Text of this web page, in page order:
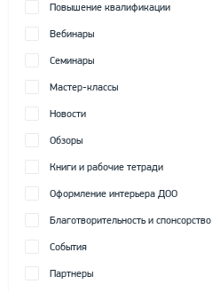
Повышение квалификации
Вебинары
Семинары
Мастер-классы
Новости
Обзоры
Книги и рабочие тетради
Оформление интерьера ДОО
Благотворительность и спонсорство
События
Партнеры